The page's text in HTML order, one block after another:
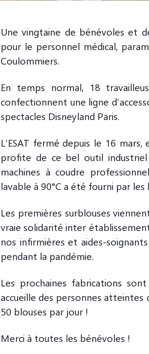
Une vingtaine de bénévoles et
pour le personnel médical,
Coulommiers.
En temps normal, 18
confectionnent une ligne
spectacles Disneyland Paris.
L’ESAT fermé depuis le 16
profite de ce bel outil
machines à coudre
lavable à 90°C a été fourni par
Les premières surblouses
vraie solidarité inter
nos infirmières et aides-
pendant la pandémie.
Les prochaines fabrications
accueille des personnes atteintes
50 blouses par jour !
Merci à toutes les bénévoles !